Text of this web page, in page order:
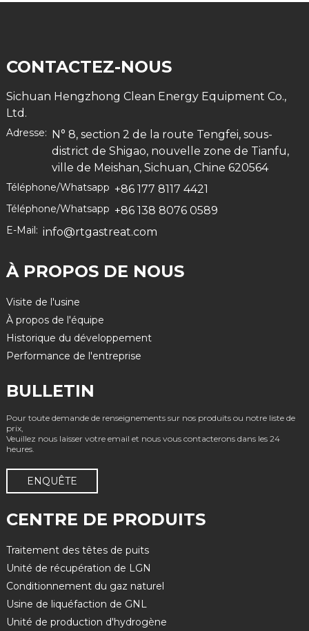
CONTACTEZ-NOUS
Sichuan Hengzhong Clean Energy Equipment Co.,
Ltd.
Adresse: N° 8, section 2 de la route Tengfei, sous-
district de Shigao, nouvelle zone de Tianfu,
ville de Meishan, Sichuan, Chine 620564
Téléphone/Whatsapp +86 177 8117 4421
Téléphone/Whatsapp +86 138 8076 0589
E-Mail: info@rtgastreat.com
À PROPOS DE NOUS
Visite de l'usine
À propos de l'équipe
Historique du développement
Performance de l'entreprise
BULLETIN
Pour toute demande de renseignements sur nos produits ou notre liste de
prix,
Veuillez nous laisser votre email et nous vous contacterons dans les 24
heures.
ENQUÊTE
CENTRE DE PRODUITS
Traitement des têtes de puits
Unité de récupération de LGN
Conditionnement du gaz naturel
Usine de liquéfaction de GNL
Unité de production d'hydrogène